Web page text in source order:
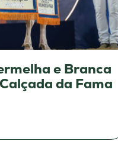
e Branca
da Fama